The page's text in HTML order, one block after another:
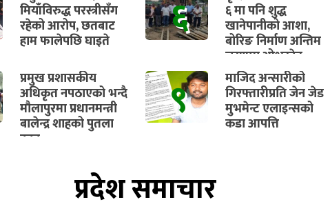
मियाँविरुद्ध परस्त्रीसँग
रहेको आरोप, छतबाट
हाम फालेपछि घाइते ६ ६ मा पनि शुद्ध
खानेपानीको आशा,
बोरिङ निर्माण अन्तिम
चरणमा ओभरहेड
ट्यांकीको काम पनि चाँडै
सुरु हुने
प्रमुख प्रशासकीय
अधिकृत नपठाएको भन्दै
मौलापुरमा प्रधानमन्त्री
बालेन्द्र शाहको पुतला
दहन
९ माजिद अन्सारीको
गिरफ्तारीप्रति जेन जेड
मुभमेन्ट एलाइन्सको
कडा आपत्ति
प्रदेश समाचार